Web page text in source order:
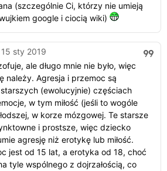
(szczególnie Ci, którzy nie umieją
google i ciocią wiki)
15 sty 2019
ale długo mnie nie było, więc
należy. Agresja i przemoc są
(ewolucyjnie) częściach
w tym miłość (jeśli to wogóle
w korze mózgowej. Te starsze
i prostsze, więc dziecko
agresję niż erotykę lub miłość.
jest od 15 lat, a erotyka od 18, choć
tyle wspólnego z dojrzałością, co